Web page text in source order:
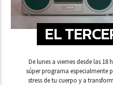
EL
De lunes a viernes desde las 18
súper programa especialmente
stress de tu cuerpo y a